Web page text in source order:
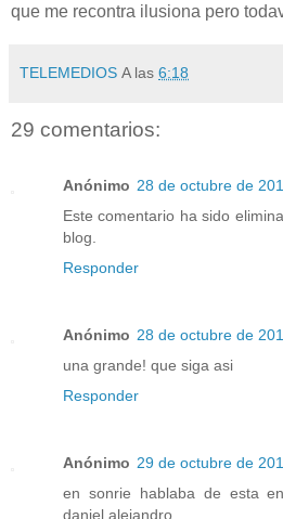
que me recontra ilusiona pero
TELEMEDIOS A las 6:18
29 comentarios:
Anónimo 28 de octubre de
Este comentario ha sido
blog.
Responder
Anónimo 28 de octubre de
una grande! que siga asi
Responder
Anónimo 29 de octubre de
en sonrie hablaba de esta
daniel alejandro